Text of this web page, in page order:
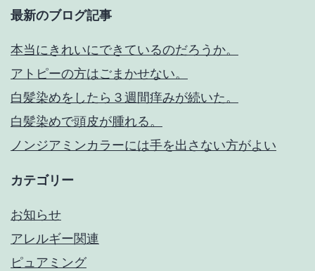
最新のブログ記事
本当にきれいにできているのだろうか。
アトピーの方はごまかせない。
白髪染めをしたら３週間痒みが続いた。
白髪染めで頭皮が腫れる。
ノンジアミンカラーには手を出さない方がよい
カテゴリー
お知らせ
アレルギー関連
ピュアミング